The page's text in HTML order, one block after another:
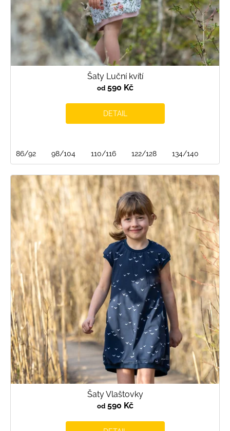
Šaty Luční kvítí
od590 Kč
DETAIL
86/92 98/104 110/116 122/128 134/140
Šaty Vlaštovky
od590 Kč